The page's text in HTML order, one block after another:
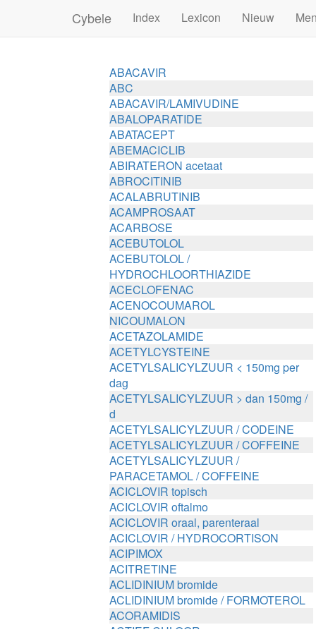
Cybele Index Lexicon Nieuw
ABACAVIR
ABC
ABACAVIR/LAMIVUDINE
ABALOPARATIDE
ABATACEPT
ABEMACICLIB
ABIRATERON acetaat
ABROCITINIB
ACALABRUTINIB
ACAMPROSAAT
ACARBOSE
ACEBUTOLOL
ACEBUTOLOL /
HYDROCHLOORTHIAZIDE
ACECLOFENAC
ACENOCOUMAROL
NICOUMALON
ACETAZOLAMIDE
ACETYLCYSTEINE
ACETYLSALICYLZUUR < 150mg per
dag
ACETYLSALICYLZUUR > dan 150mg /
d
ACETYLSALICYLZUUR / CODEINE
ACETYLSALICYLZUUR / COFFEINE
ACETYLSALICYLZUUR /
PARACETAMOL / COFFEINE
ACICLOVIR topisch
ACICLOVIR oftalmo
ACICLOVIR oraal, parenteraal
ACICLOVIR / HYDROCORTISON
ACIPIMOX
ACITRETINE
ACLIDINIUM bromide
ACLIDINIUM bromide / FORMOTEROL
ACORAMIDIS